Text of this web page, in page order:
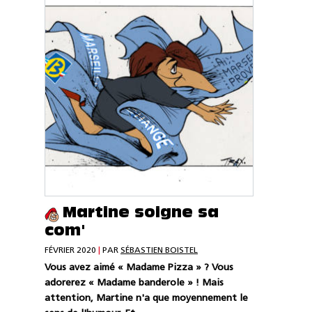
Martine soigne sa
com'
FÉVRIER 2020 PAR SÉBASTIEN BOISTEL
Vous avez aimé « Madame Pizza » ? Vous
adorerez « Madame banderole » ! Mais
attention, Martine n'a que moyennement le